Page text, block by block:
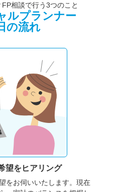
相談で行う3つのこと
ルプランナー
の流れ
望をヒアリング
をお伺いいたします。 現在